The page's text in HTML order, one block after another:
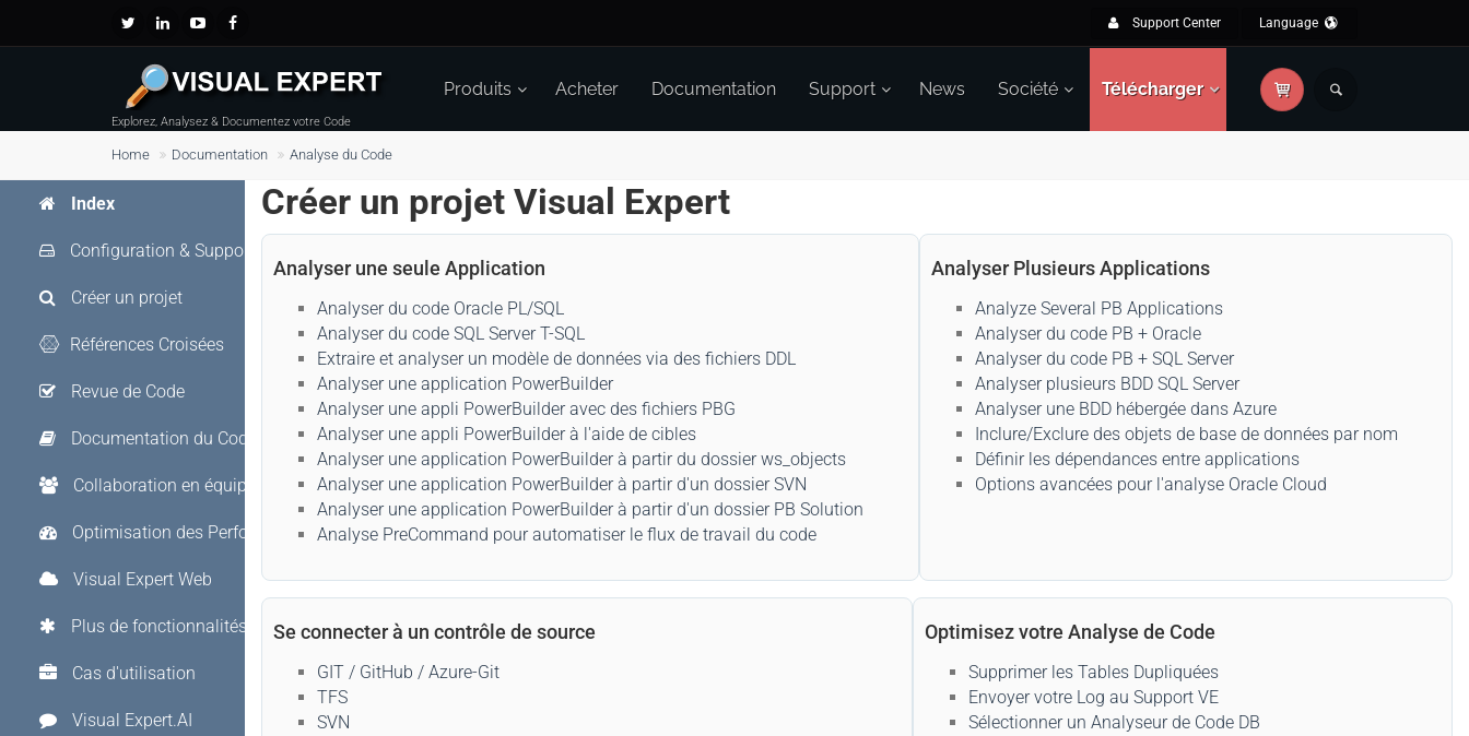
Support Center Language
Explorez, Analysez & Documentez votre Code
Produits Acheter Documentation Support News Société Télécharger
Home Documentation Analyse du Code
Créer un projet Visual Expert
Analyser une seule Application
Analyser du code Oracle PL/SQL
Analyser du code SQL Server T-SQL
Extraire et analyser un modèle de données via des fichiers DDL
Analyser une application PowerBuilder
Analyser une appli PowerBuilder avec des fichiers PBG
Analyser une appli PowerBuilder à l'aide de cibles
Analyser une application PowerBuilder à partir du dossier ws_objects
Analyser une application PowerBuilder à partir d'un dossier SVN
Analyser une application PowerBuilder à partir d'un dossier PB Solution
Analyse PreCommand pour automatiser le flux de travail du code
Analyser Plusieurs Applications
Analyze Several PB Applications
Analyser du code PB + Oracle
Analyser du code PB + SQL Server
Analyser plusieurs BDD SQL Server
Analyser une BDD hébergée dans Azure
Inclure/Exclure des objets de base de données par nom
Définir les dépendances entre applications
Options avancées pour l'analyse Oracle Cloud
Se connecter à un contrôle de source
GIT / GitHub / Azure-Git
TFS
SVN
Optimisez votre Analyse de Code
Supprimer les Tables Dupliquées
Envoyer votre Log au Support VE
Sélectionner un Analyseur de Code DB
Index
Configuration & Support
Créer un projet
Références Croisées
Revue de Code
Documentation du Code
Collaboration en équipe
Optimisation des Performances
Visual Expert Web
Plus de fonctionnalités
Cas d'utilisation
Visual Expert.AI